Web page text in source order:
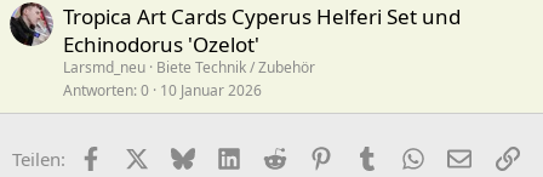
Tropica Art Cards Cyperus Helferi Set und
Echinodorus 'Ozelot'
Larsmd_neu Biete Technik / Zubehör
Antworten 0 10 Januar 2026
Teilen: FacebookX (Twitter)
BlueskyLinkedIn
Reddit PinterestTumblr WhatsApp
E-Mail